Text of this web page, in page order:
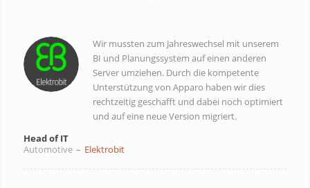
Wir mussten zum Jahreswechsel mit unserem
BI und Planungssystem auf einen anderen
Server umziehen. Durch die kompetente
Unterstützung von Apparo haben wir dies
rechtzeitig geschafft und dabei noch optimiert
und auf eine neue Version migriert.
Head of IT
Automotive – Elektrobit